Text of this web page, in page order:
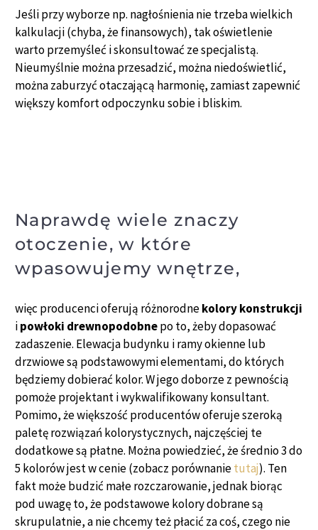
Jeśli przy wyborze np. nagłośnienia nie trzeba wielkich
kalkulacji (chyba, że finansowych), tak oświetlenie
warto przemyśleć i skonsultować ze specjalistą.
Nieumyślnie można przesadzić, można niedoświetlić,
można zaburzyć otaczającą harmonię, zamiast zapewnić
większy komfort odpoczynku sobie i bliskim.
Naprawdę wiele znaczy
otoczenie, w które
wpasowujemy wnętrze,
więc producenci oferują różnorodnekolory konstrukcji
ipowłoki drewnopodobnepo to, żeby dopasować
zadaszenie. Elewacja budynku i ramy okienne lub
drzwiowe są podstawowymi elementami, do których
będziemy dobierać kolor. W jego doborze z pewnością
pomoże projektant i wykwalifikowany konsultant.
Pomimo, że większość producentów oferuje szeroką
paletę rozwiązań kolorystycznych, najczęściej te
dodatkowe są płatne. Można powiedzieć, że średnio 3 do
5 kolorów jest w cenie (zobacz porównanietutaj). Ten
fakt może budzić małe rozczarowanie, jednak biorąc
pod uwagę to, że podstawowe kolory dobrane są
skrupulatnie, a nie chcemy też płacić za coś, czego nie